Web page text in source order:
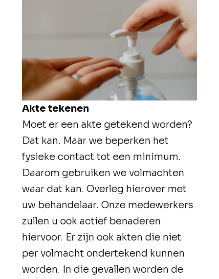
Akte tekenen
Moet er een akte getekend worden?
Dat kan. Maar we beperken het
fysieke contact tot een minimum.
Daarom gebruiken we volmachten
waar dat kan. Overleg hierover met
uw behandelaar. Onze medewerkers
zullen u ook actief benaderen
hiervoor. Er zijn ook akten die niet
per volmacht ondertekend kunnen
worden. In die gevallen worden de